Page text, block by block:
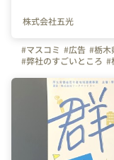
株式会社五光
#マスコミ #広告 #栃木
#弊社のすごいところ #